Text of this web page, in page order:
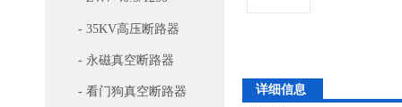
- 35KV高压断路器
- 永磁真空断路器
- 看门狗真空断路器 详细信息